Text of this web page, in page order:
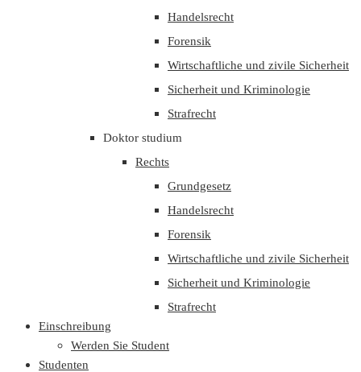
Handelsrecht
Forensik
Wirtschaftliche und zivile Sicherheit
Sicherheit und Kriminologie
Strafrecht
Doktor studium
Rechts
Grundgesetz
Handelsrecht
Forensik
Wirtschaftliche und zivile Sicherheit
Sicherheit und Kriminologie
Strafrecht
Einschreibung
Werden Sie Student
Studenten